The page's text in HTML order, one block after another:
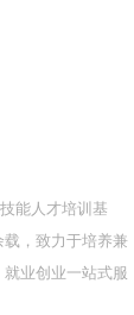
能人才培训基
，致力于培养兼
业创业一站式服